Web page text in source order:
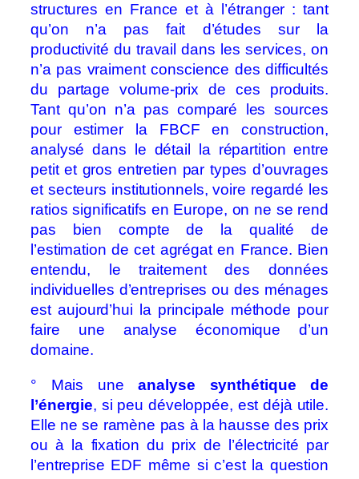
structures en France et à l’étranger : tant
qu’on n’a pas fait d’études sur la
productivité du travail dans les services, on
n’a pas vraiment conscience des difficultés
du partage volume-prix de ces produits.
Tant qu’on n’a pas comparé les sources
pour estimer la FBCF en construction,
analysé dans le détail la répartition entre
petit et gros entretien par types d’ouvrages
et secteurs institutionnels, voire regardé les
ratios significatifs en Europe, on ne se rend
pas bien compte de la qualité de
l’estimation de cet agrégat en France. Bien
entendu, le traitement des données
individuelles d’entreprises ou des ménages
est aujourd’hui la principale méthode pour
faire une analyse économique d’un
domaine.
° Mais uneanalyse synthétique de
l’énergie, si peu développée, est déjà utile.
Elle ne se ramène pas à la hausse des prix
ou à la fixation du prix de l’électricité par
l’entreprise EDF même si c’est la question